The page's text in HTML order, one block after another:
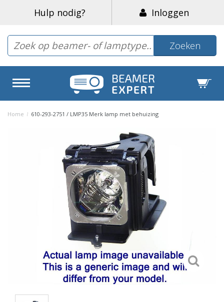
Hulp nodig? Inloggen
Zoeken
Home / 610-293-2751 / LMP35 Merk lamp met behuizing